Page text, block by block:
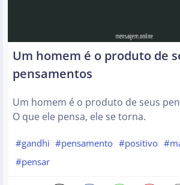
Um homem é o produto de
pensamentos
Um homem é o produto de seus
O que ele pensa, ele se torna.
#gandhi #pensamento #positivo
#pensar